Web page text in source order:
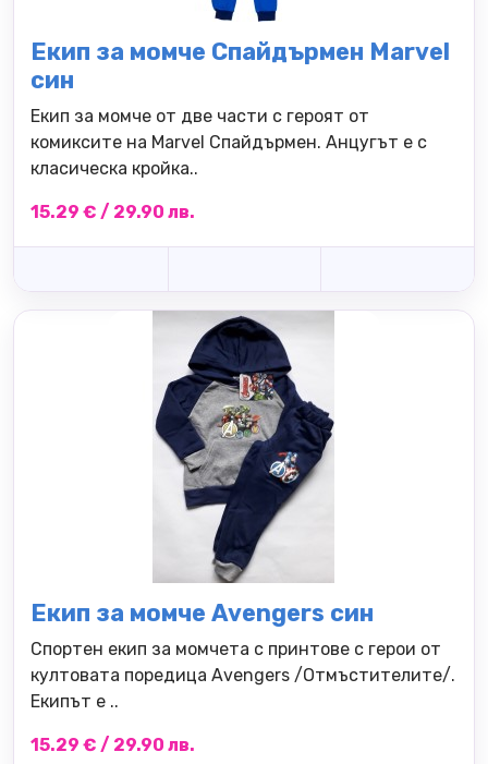
Екип за момче Спайдърмен Marvel
син
Екип за момче от две части с героят от
комиксите на Marvel Спайдърмен. Анцугът е с
класическа кройка..
15.29 € / 29.90 лв.
Екип за момче Avengers син
Спортен екип за момчета с принтове с герои от
култовата поредица Avengers /Отмъстителите/.
Екипът е ..
15.29 € / 29.90 лв.